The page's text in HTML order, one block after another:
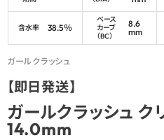
含水率 38.5％
ベース
カーブ
（BC）
8.6
mm
ガールクラッシュ
【即日発送】
ガールクラッシュ ク
14.0mm